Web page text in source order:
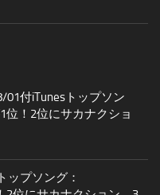
01付iTunesトップソン
位！2位にサカナクショ
ップソング：